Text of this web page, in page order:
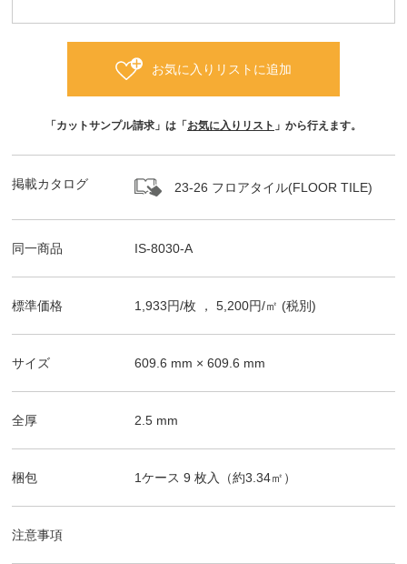
お気に入りリストに追加
「カットサンプル請求」は「 お気に入りリスト 」から行えます。
掲載カタログ 23-26 フロアタイル(FLOOR TILE)
同一商品 IS-8030-A
標準価格 1,933円/枚 ，5,200円/㎡ (税別)
サイズ 609.6 mm ×609.6 mm
全厚 2.5 mm
梱包 1ケース9 枚入（約3.34㎡）
注意事項